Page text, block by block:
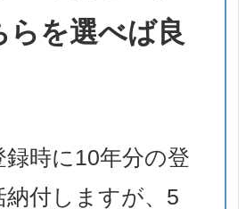
らを選べば良
時に10年分の登
納付しますが、5